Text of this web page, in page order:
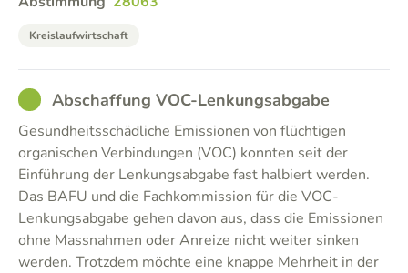
Kreislaufwirtschaft
GOODAbschaffung VOC-Lenkungsabgabe
Gesundheitsschädliche Emissionen von flüchtigen
organischen Verbindungen (VOC) konnten seit der
Einführung der Lenkungsabgabe fast halbiert werden.
Das BAFU und die Fachkommission für die VOC-
Lenkungsabgabe gehen davon aus, dass die Emissionen
ohne Massnahmen oder Anreize nicht weiter sinken
werden. Trotzdem möchte eine knappe Mehrheit in der